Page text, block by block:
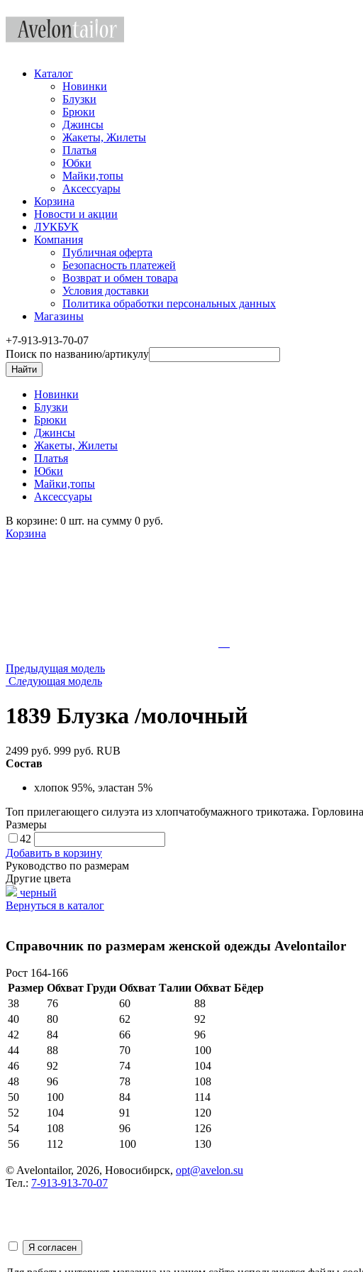
Каталог
Новинки
Блузки
Брюки
Джинсы
Жакеты, Жилеты
Платья
Юбки
Майки,топы
Аксессуары
Корзина
Новости и акции
ЛУКБУК
Компания
Публичная оферта
Безопасность платежей
Возврат и обмен товара
Условия доставки
Политика обработки персональных данных
Магазины
+7-913-913-70-07
Поиск по названию/артикулу
Новинки
Блузки
Брюки
Джинсы
Жакеты, Жилеты
Платья
Юбки
Майки,топы
Аксессуары
В корзине: 0 шт. на сумму 0 руб.
Корзина
Предыдущая модель
Следующая модель
1839 Блузка /молочный
2499 руб. 999 руб. RUB
Состав
хлопок 95%, эластан 5%
Топ прилегающего силуэта из хлопчатобумажного трикотажа.
Размеры
42
Добавить в корзину
Руководство по размерам
Другие цвета
черный
Вернуться в каталог
Справочник по размерам женской одежды Avelontailor
Рост 164-166
Размер Обхват Груди Обхват Талии Обхват Бёдер
38
76 60
88
40
80 62
92
42
84 66
96
44
88 70
100
46
92 74
104
48
96 78
108
50
100 84
114
52
104 91
120
54
108 96
126
56
112 100 130
© Avelontailor, 2026, Новосибирск, opt@avelon.su
Тел.: 7-913-913-70-07